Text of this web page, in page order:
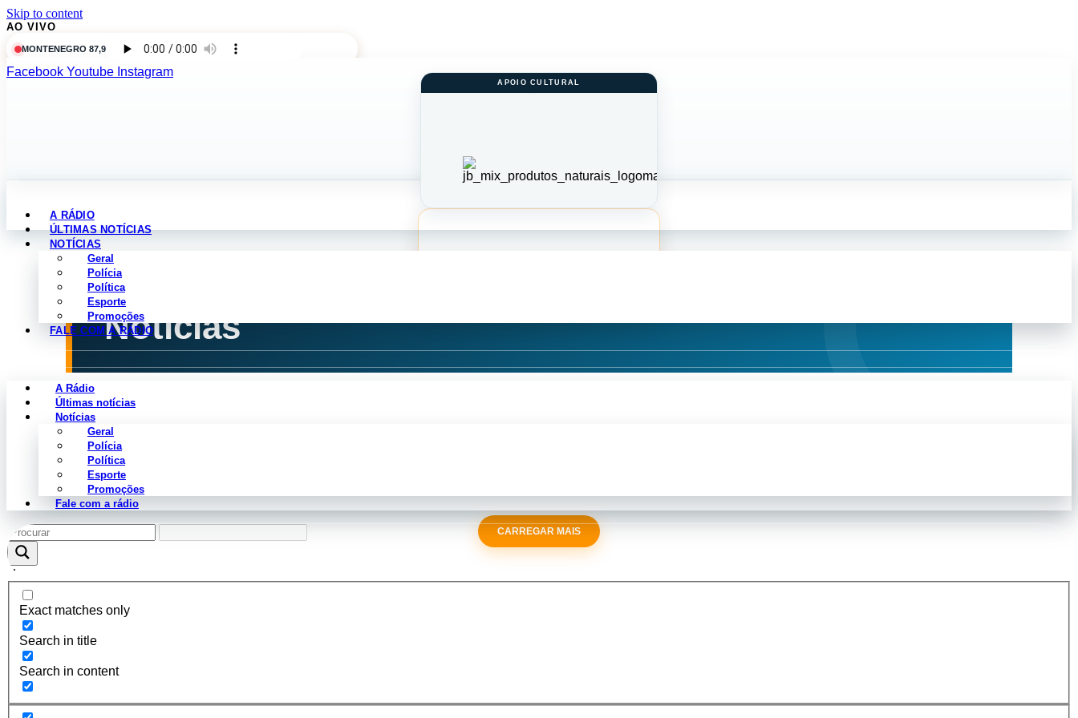
Skip to content
AO VIVO
MONTENEGRO 87,9
Facebook Youtube Instagram
A RÁDIO
ÚLTIMAS NOTÍCIAS
NOTÍCIAS
Geral
Polícia
Política
Esporte
Promoções
FALE COM A RÁDIO
A Rádio
Últimas notícias
Notícias
Geral
Polícia
Política
Esporte
Promoções
Fale com a rádio
Exact matches only
Search in title
Search in content
NOTÍCIAS POR CATEGORIA
Notícias
CARREGAR MAIS